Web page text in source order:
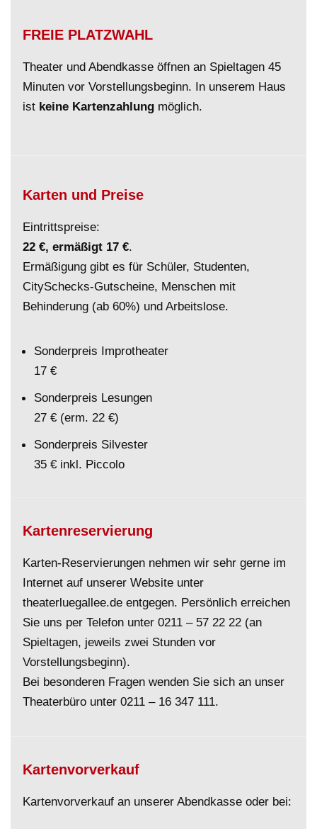
FREIE PLATZWAHL
Theater und Abendkasse öffnen an Spieltagen 45
Minuten vor Vorstellungsbeginn. In unserem Haus
ist keine Kartenzahlung möglich.
Karten und Preise
Eintrittspreise:
22 €, ermäßigt 17 €.
Ermäßigung gibt es für Schüler, Studenten,
CitySchecks-Gutscheine, Menschen mit
Behinderung (ab 60%) und Arbeitslose.
Sonderpreis Improtheater
17 €
Sonderpreis Lesungen
27 € (erm. 22 €)
Sonderpreis Silvester
35 € inkl. Piccolo
Kartenreservierung
Karten-Reservierungen nehmen wir sehr gerne im
Internet auf unserer Website unter
theaterluegallee.de entgegen. Persönlich erreichen
Sie uns per Telefon unter0211 – 57 22 22 (an
Spieltagen, jeweils zwei Stunden vor
Vorstellungsbeginn).
Bei besonderen Fragen wenden Sie sich an unser
Theaterbüro unter0211 – 16 347 111.
Kartenvorverkauf
Kartenvorverkauf an unserer Abendkasse oder bei: